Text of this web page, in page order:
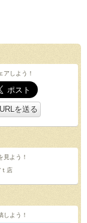
アしよう！
を送る
見よう！
しよう！